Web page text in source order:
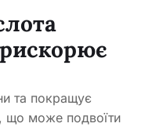
та покращує
що може подвоїти